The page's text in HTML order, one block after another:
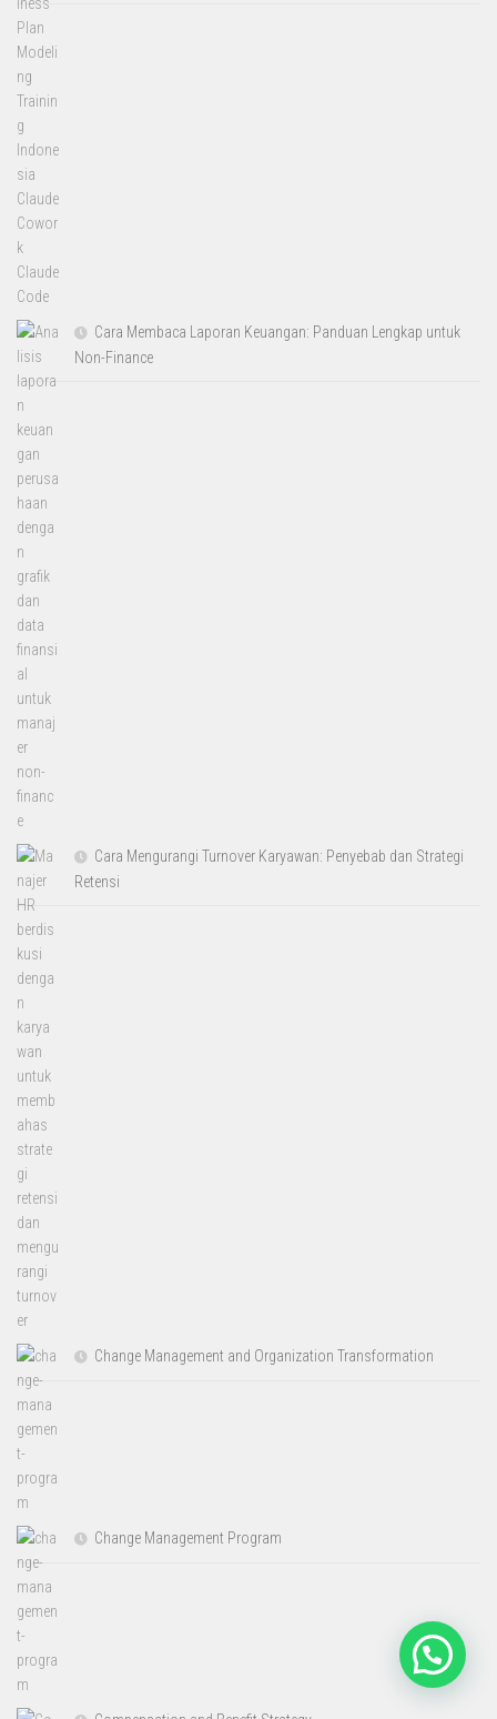
Cara Membaca Laporan Keuangan: Panduan Lengkap untuk
Non-Finance
Cara Mengurangi Turnover Karyawan: Penyebab dan Strategi
Retensi
Change Management and Organization Transformation
Change Management Program